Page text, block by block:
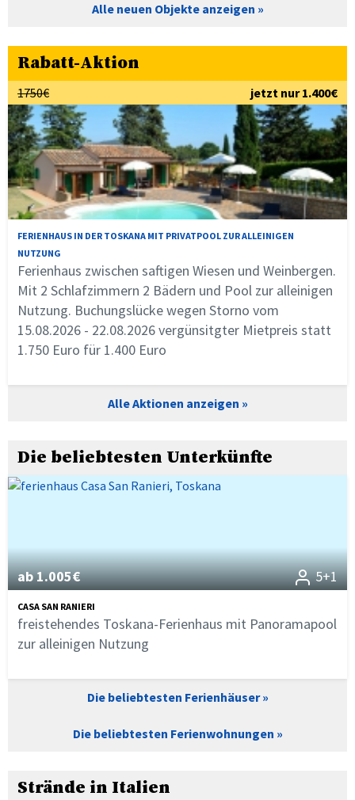
Alle neuen Objekte anzeigen
Rabatt-Aktion
1750€ jetzt nur 1.400€
FERIENHAUS IN DER TOSKANA MIT PRIVATPOOL ZUR ALLEINIGEN
NUTZUNG
Ferienhaus zwischen saftigen Wiesen und Weinbergen.
Mit 2 Schlafzimmern 2 Bädern und Pool zur alleinigen
Nutzung. Buchungslücke wegen Storno vom
15.08.2026 - 22.08.2026 vergünsitgter Mietpreis statt
1.750 Euro für 1.400 Euro
Alle Aktionen anzeigen
Die beliebtesten Unterkünfte
ab 1.005€ 5+1
CASA SAN RANIERI
freistehendes Toskana-Ferienhaus mit Panoramapool
zur alleinigen Nutzung
Die beliebtesten Ferienhäuser
Die beliebtesten Ferienwohnungen
Strände in Italien